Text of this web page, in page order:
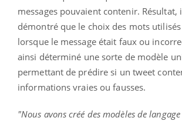
messages pouvaient contenir. Résultat,
démontré que le choix des mots
lorsque le message était faux ou
ainsi déterminé une sorte de modèle
permettant de prédire si un tweet
informations vraies ou fausses.
"Nous avons créé des modèles de